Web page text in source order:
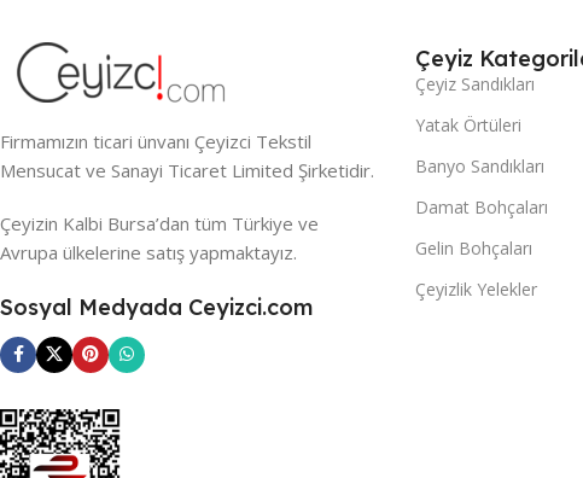
Firmamızın ticari ünvanı Çeyizci Tekstil
Mensucat ve Sanayi Ticaret Limited Şirketidir.
Çeyizin Kalbi Bursa’dan tüm Türkiye ve
Avrupa ülkelerine satış yapmaktayız.
Sosyal Medyada Ceyizci.com
Çeyiz
Çeyiz Sandıkları
Yatak Örtüleri
Banyo Sandıkları
Damat Bohçaları
Gelin Bohçaları
Çeyizlik Yelekler